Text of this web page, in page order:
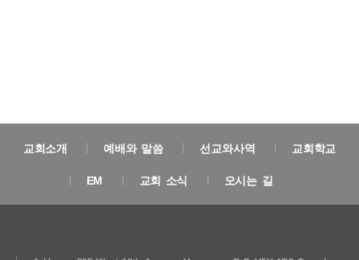
교회소개 예배와 말씀 선교와사역 교회학교
EM 교회 소식 오시는 길